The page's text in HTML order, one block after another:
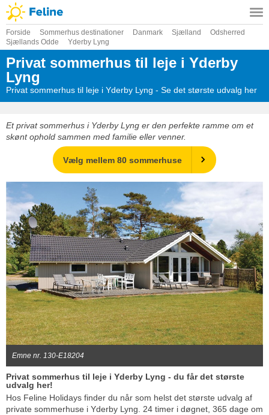
Forside Sommerhus destinationer Danmark Sjælland
Odsherred
Sjællands Odde
Yderby Lyng
Privat sommerhus til leje i Yderby
Lyng
Privat sommerhus til leje i Yderby Lyng - Se det største udvalg her
Et privat sommerhus i Yderby Lyng er den perfekte ramme om et
skønt ophold sammen med familie eller venner.
Vælg mellem 80 sommerhuse
Emne nr. 130-E18204
Privat sommerhus til leje i Yderby Lyng - du får det største
udvalg her!
Hos Feline Holidays finder du når som helst det største udvalg af
private sommerhuse i Yderby Lyng. 24 timer i døgnet, 365 dage om